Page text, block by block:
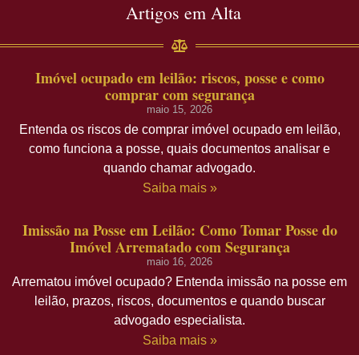
Artigos em Alta
Imóvel ocupado em leilão: riscos, posse e como
comprar com segurança
maio 15, 2026
Entenda os riscos de comprar imóvel ocupado em leilão,
como funciona a posse, quais documentos analisar e
quando chamar advogado.
Saiba mais »
Imissão na Posse em Leilão: Como Tomar Posse do
Imóvel Arrematado com Segurança
maio 16, 2026
Arrematou imóvel ocupado? Entenda imissão na posse em
leilão, prazos, riscos, documentos e quando buscar
advogado especialista.
Saiba mais »